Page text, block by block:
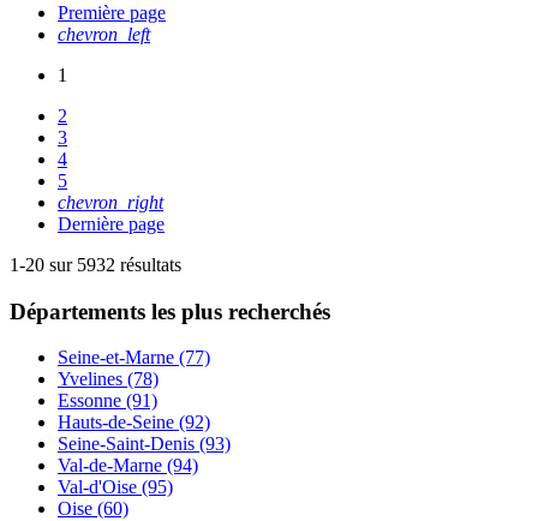
Première page
chevron_left
1
2
3
4
5
chevron_right
Dernière page
1-20 sur 5932 résultats
Départements les plus recherchés
Seine-et-Marne (77)
Yvelines (78)
Essonne (91)
Hauts-de-Seine (92)
Seine-Saint-Denis (93)
Val-de-Marne (94)
Val-d'Oise (95)
Oise (60)